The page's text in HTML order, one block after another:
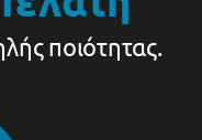
ποιότητας.